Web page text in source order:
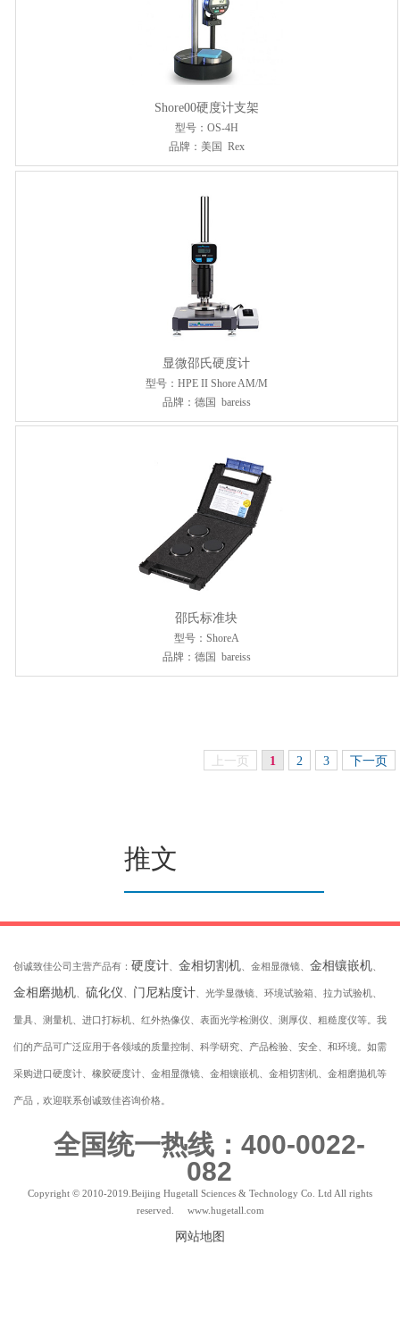
Shore00硬度计支架
型号：OS-4H
品牌：美国 Rex
显微邵氏硬度计
型号：HPE II Shore AM/M
品牌：德国 bareiss
邵氏标准块
型号：ShoreA
品牌：德国 bareiss
上一页 1 2 3 下一页
推文
创诚致佳公司主营产品有： 硬度计 金相切割机 、金相显微镜、 金相镶嵌机
金相磨抛机 硫化仪 门尼粘度计 、光学显微镜、环境试验箱、拉力试验机、
量具、测量机、进口打标机、红外热像仪、表面光学检测仪、测厚仪、粗糙度仪等。我
们的产品可广泛应用于各领域的质量控制、科学研究、产品检验、安全、和环境。如需
采购进口硬度计、橡胶硬度计、金相显微镜、金相镶嵌机、金相切割机、金相磨抛机等
产品，欢迎联系创诚致佳咨询价格。
全国统一热线：400-0022-
082
Copyright © 2010-2019.Beijing Hugetall Sciences & Technology Co. Ltd All rights
reserved. www.hugetall.com
网站地图